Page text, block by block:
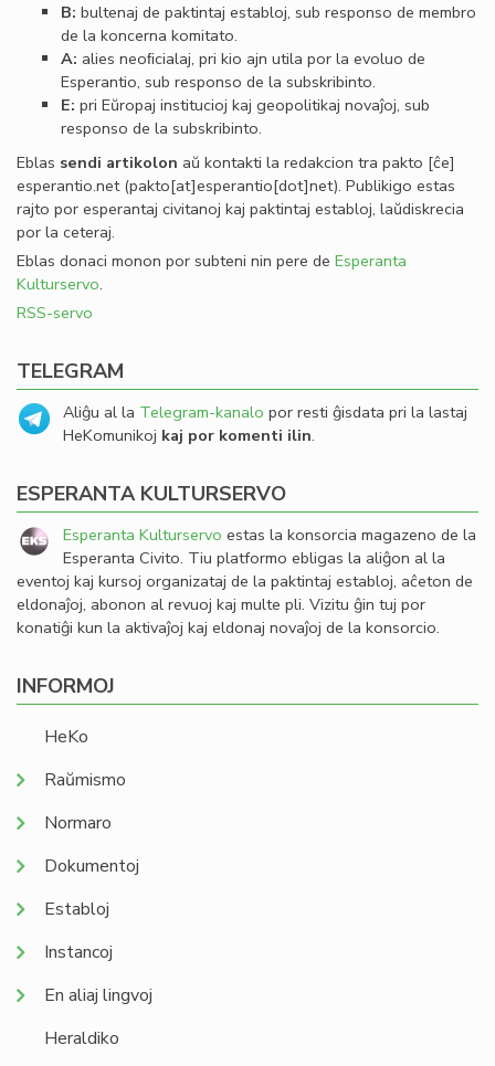
B: bultenaj de paktintaj establoj, sub responso de membro
de la koncerna komitato.
A: alies neoﬁcialaj, pri kio ajn utila por la evoluo de
Esperantio, sub responso de la subskribinto.
E: pri Eŭropaj institucioj kaj geopolitikaj novaĵoj, sub
responso de la subskribinto.
Eblas sendi artikolon aŭ kontakti la redakcion tra pakto [ĉe]
esperantio.net(pakto[at]esperantio[dot]net). Publikigo estas
rajto por esperantaj civitanoj kaj paktintaj establoj, laŭdiskrecia
por la ceteraj.
Eblas donaci monon por subteni nin pere de Esperanta
Kulturservo.
RSS-servo
TELEGRAM
Aliĝu al la Telegram-kanalo por resti ĝisdata pri la lastaj
HeKomunikoj kaj por komenti ilin.
ESPERANTA KULTURSERVO
Esperanta Kulturservo estas la konsorcia magazeno de la
Esperanta Civito. Tiu platformo ebligas la aliĝon al la
eventoj kaj kursoj organizataj de la paktintaj establoj, aĉeton de
eldonaĵoj, abonon al revuoj kaj multe pli. Vizitu ĝin tuj por
konatiĝi kun la aktivaĵoj kaj eldonaj novaĵoj de la konsorcio.
INFORMOJ
HeKo
Raŭmismo
Normaro
Dokumentoj
Establoj
Instancoj
En aliaj lingvoj
Heraldiko